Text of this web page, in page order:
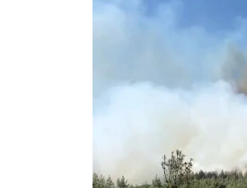
ESKİŞEHİR NÖBETÇİ ECZANELER
Eskişehir Hava Durumu
Eskişehir Otobüs Saatleri